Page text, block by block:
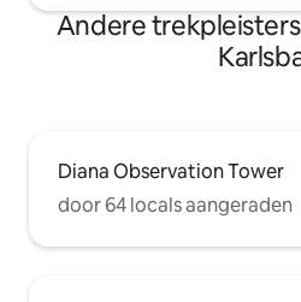
comfortabel, ontspannend en
onvergetelijk aanvoelt, of je nu
Karlovy Vary komt voor vakantie,
Andere
Diana Observation Tower
door 64 locals aangeraden